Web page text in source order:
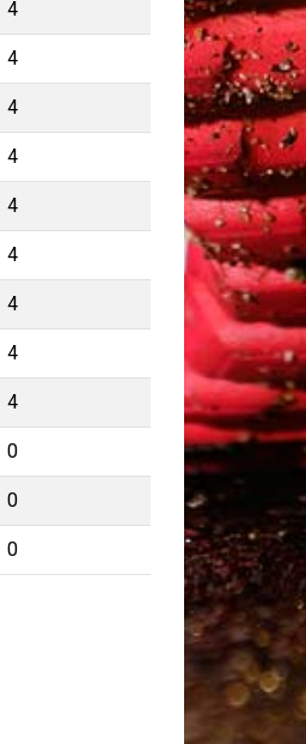
4
4
4
4
4
4
4
4
4
0
0
0